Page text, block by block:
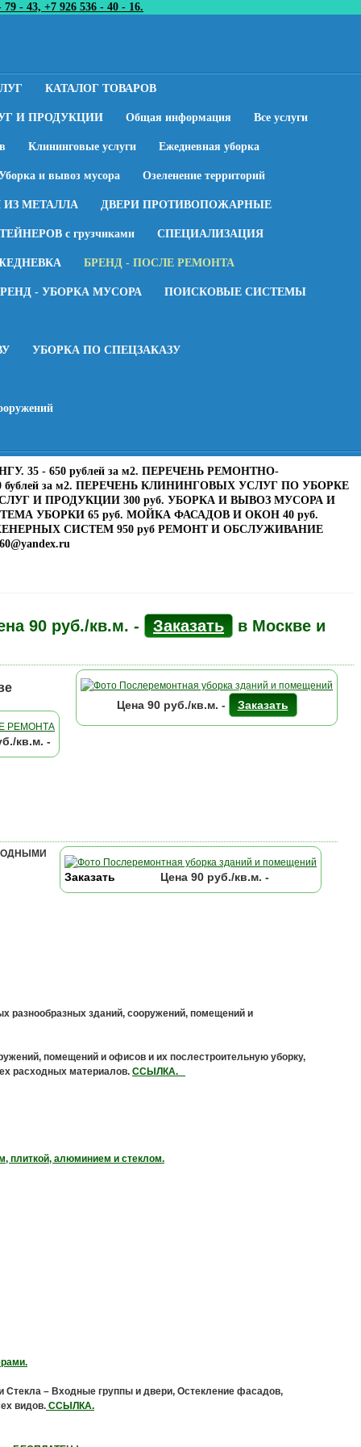
- 43, +7 926 536 - 40 - 16.
КАТАЛОГ ТОВАРОВ
И ПРОДУКЦИИ Общая информация Все услуги
Клининговые услуги Ежедневная уборка
и вывоз мусора Озеленение территорий
ИЗ МЕТАЛЛА ДВЕРИ ПРОТИВОПОЖАРНЫЕ
с грузчиками СПЕЦИАЛИЗАЦИЯ
БРЕНД - ПОСЛЕ РЕМОНТА
- УБОРКА МУСОРА ПОИСКОВЫЕ СИСТЕМЫ
УБОРКА ПО СПЕЦЗАКАЗУ
- 650 рублей за м2. ПЕРЕЧЕНЬ РЕМОНТНО-
за м2. ПЕРЕЧЕНЬ КЛИНИНГОВЫХ УСЛУГ ПО УБОРКЕ
И ПРОДУКЦИИ 300 руб. УБОРКА И ВЫВОЗ МУСОРА И
УБОРКИ 65 руб. МОЙКА ФАСАДОВ И ОКОН 40 руб.
СИСТЕМ 950 руб РЕМОНТ И ОБСЛУЖИВАНИЕ
90 руб./кв.м. - Заказать
в Москве и
Цена 90руб./кв.м. - Заказать
кв.м. -
Цена 90руб./кв.м. -
Заказать
разнообразных зданий, сооружений, помещений и
помещений и офисов и их послестроительную уборку,
расходных материалов. ССЫЛКА.
плиткой, алюминием и стеклом.
Стекла – Входные группы и двери, Остекление фасадов,
видов. ССЫЛКА.